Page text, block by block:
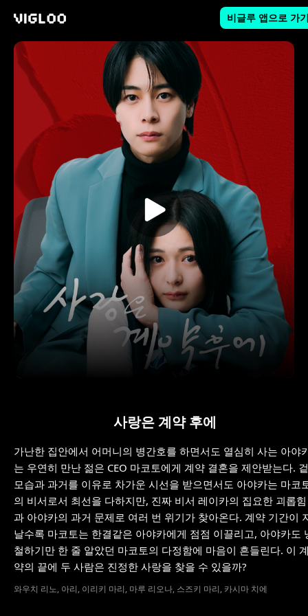
비글루 앱으로 가
사랑은 계약 후에
가난한 집안에서 어머니의 병간호를 하면서도 열심히 사는 아야
는 우연히 만난 젊은 CEO 마코토에게 계약 결혼을 제안받는다. 겉
모습과 과거를 이유로 차가운 시선을 받으면서도 아야카는 마코
의 비서로서 최선을 다하지만, 진짜 비서 레이카의 집요한 괴롭힘
과 아야카의 과거 문제로 여러 번 위기가 찾아온다. 계약 기간이
날수록 마코토는 한결같은 아야카에게 점점 이끌리고, 아야카도
철하기만 한 줄 알았던 마코토의 다정함에 마음이 흔들린다. 이
약의 끝에 두 사람은 진정한 사랑을 찾을 수 있을까?
와우치 리노, 아리, 이리키 마리, 마루 리오나, 스즈키 마리, 카시마 치에